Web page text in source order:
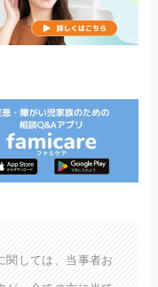
関しては、当事者お